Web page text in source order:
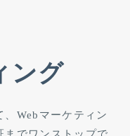
ング
Webマーケティン